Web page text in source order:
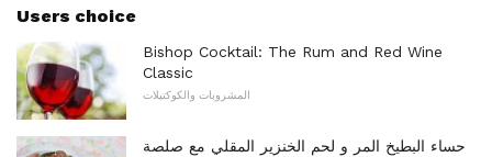
Users choice
Bishop Cocktail: The Rum and Red Wine
Classic
المشروبات والكوكتيلات
حساء البطيخ المر و لحم الخنزير المقلي مع صلصة